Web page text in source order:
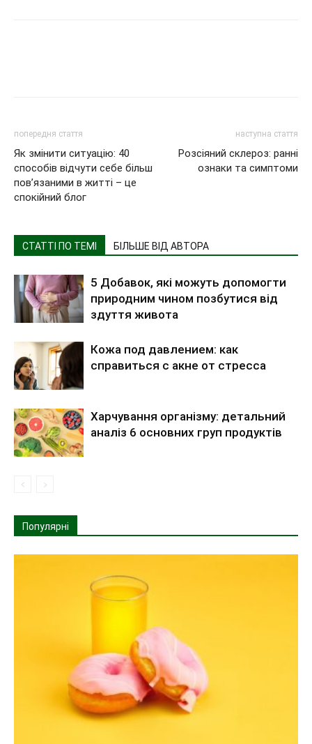
попередня стаття
Як змінити ситуацію: 40
способів відчути себе більш
пов’язаними в житті – це
спокійний блог
наступна стаття
Розсіяний склероз: ранні
ознаки та симптоми
СТАТТІ ПО ТЕМІ БІЛЬШЕ ВІД АВТОРА
5 Добавок, які можуть допомогти
природним чином позбутися від
здуття живота
Кожа под давлением: как
справиться с акне от стресса
Харчування організму: детальний
аналіз 6 основних груп продуктів
Популярні